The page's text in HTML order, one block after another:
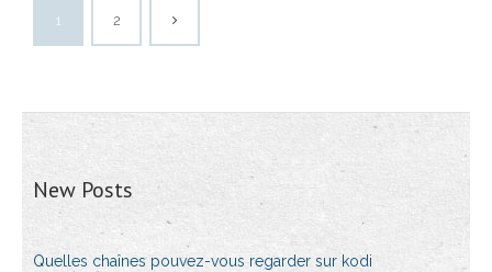
1 2
New Posts
Quelles chaînes pouvez-vous regarder sur kodi